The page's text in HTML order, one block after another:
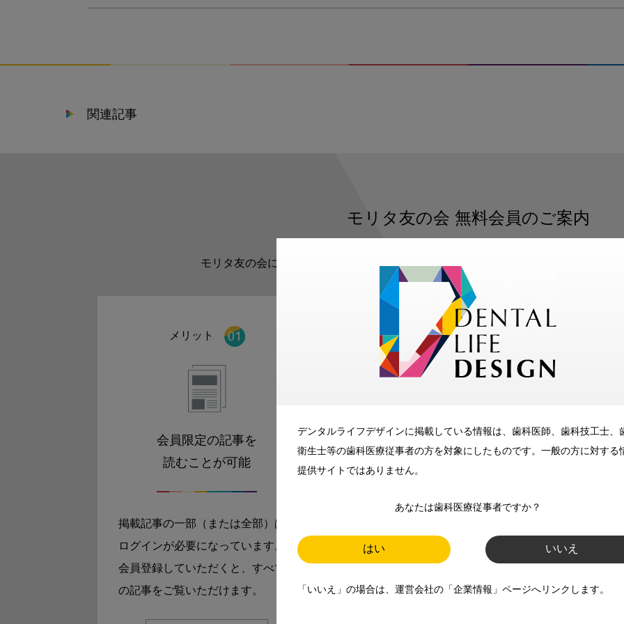
デンタルライフデザインに掲載している情報は、歯科医師、歯科技工士、
衛生士等の歯科医療従事者の方を対象にしたものです。一般の方に対する
提供サイトではありません。
あなたは歯科医療従事者ですか？
はい いいえ
「いいえ」の場合は、運営会社の「企業情報」ページへリンクします。
関連記事
モリタ友の会 無料会員のご案内
モリタ友の会に登録いただくと、デンタルライフデザインをもっと便利にご利用い
メリット
会員限定の記事を
読むことが可能
掲載記事の一部（または全部）は
ログインが必要になっています。
会員登録していただくと、すべて
の記事をご覧いただけます。
メリット
メールマガジンでお届け
師、歯科衛生士、歯科技工士）に
お届けします。